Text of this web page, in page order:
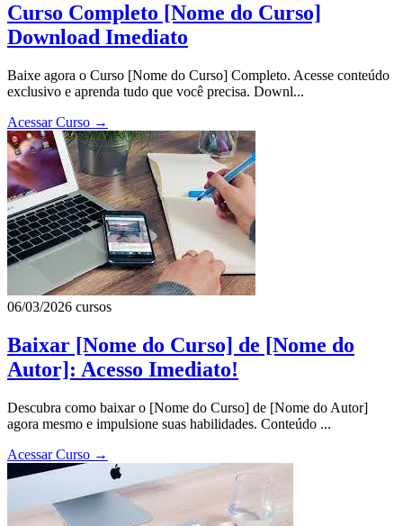
Curso Completo [Nome do Curso]
Download Imediato
Baixe agora o Curso [Nome do Curso] Completo. Acesse conteúdo
exclusivo e aprenda tudo que você precisa. Downl...
Acessar Curso →
06/03/2026 cursos
Baixar [Nome do Curso] de [Nome do
Autor]: Acesso Imediato!
Descubra como baixar o [Nome do Curso] de [Nome do Autor]
agora mesmo e impulsione suas habilidades. Conteúdo ...
Acessar Curso →